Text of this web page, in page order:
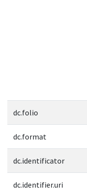
dc.folio
dc.format
dc.identificator
dc.identifier.uri